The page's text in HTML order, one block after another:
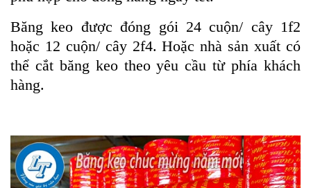
Băng keo được đóng gói 24 cuộn/ cây 1f2
hoặc 12 cuộn/ cây 2f4. Hoặc nhà sản xuất có
thể cắt băng keo theo yêu cầu từ phía khách
hàng.